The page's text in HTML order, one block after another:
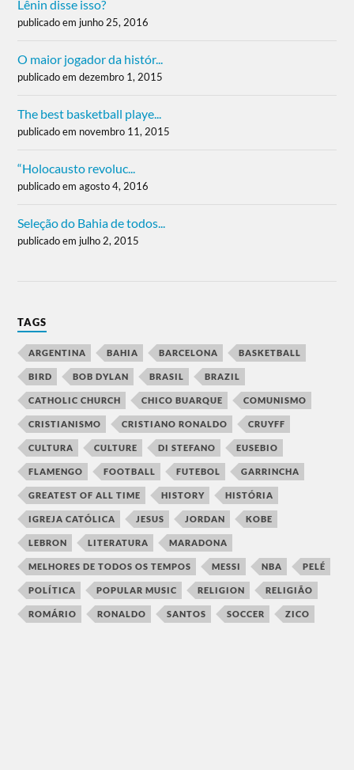
Lênin disse isso?
publicado em junho 25, 2016
O maior jogador da histór...
publicado em dezembro 1, 2015
The best basketball playe...
publicado em novembro 11, 2015
“Holocausto revoluc...
publicado em agosto 4, 2016
Seleção do Bahia de todos...
publicado em julho 2, 2015
TAGS
ARGENTINA BAHIA BARCELONA BASKETBALL
BIRD BOB DYLAN BRASIL BRAZIL
CATHOLIC CHURCH CHICO BUARQUE COMUNISMO
CRISTIANISMO CRISTIANO RONALDO CRUYFF
CULTURA CULTURE DI STEFANO EUSEBIO
FLAMENGO FOOTBALL FUTEBOL GARRINCHA
GREATEST OF ALL TIME HISTORY HISTÓRIA
IGREJA CATÓLICA JESUS JORDAN KOBE
LEBRON LITERATURA MARADONA
MELHORES DE TODOS OS TEMPOS MESSI NBA PELÉ
POLÍTICA POPULAR MUSIC RELIGION RELIGIÃO
ROMÁRIO RONALDO SANTOS SOCCER ZICO